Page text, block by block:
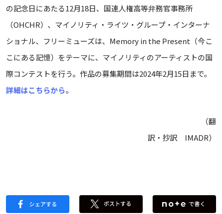
の記念日にあたる12月18日、国連人権高等弁務官事務所
（OHCHR）、マイノリティ・ライツ・グループ・インターナ
ショナル、フリーミューズは、Memory in the Present（今こ
こにある記憶）をテーマに、マイノリティのアーティストの国
際コンテストを行う。作品の募集期間は2024年2月15日まで。
詳細はこちらから。
（翻
訳・抄訳 IMADR）